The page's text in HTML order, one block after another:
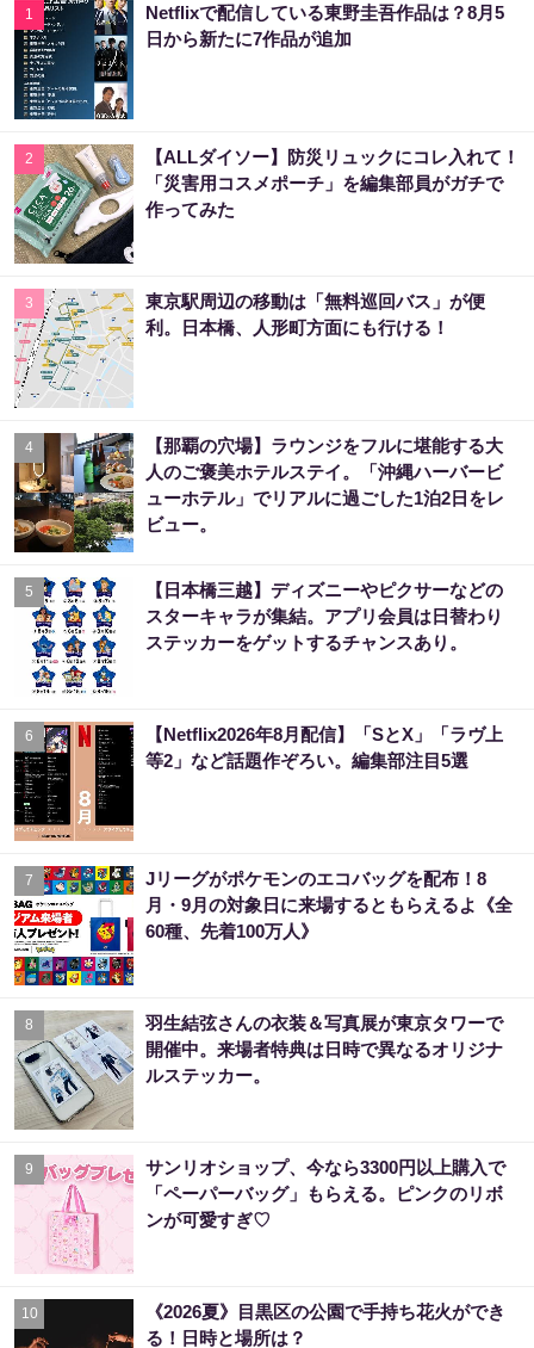
1
Netflixで配信している東野圭吾作品は？8月5
日から新たに7作品が追加
2
【ALLダイソー】防災リュックにコレ入れて！
「災害用コスメポーチ」を編集部員がガチで
作ってみた
3
東京駅周辺の移動は「無料巡回バス」が便
利。日本橋、人形町方面にも行ける！
4
【那覇の穴場】ラウンジをフルに堪能する大
人のご褒美ホテルステイ。「沖縄ハーバービ
ューホテル」でリアルに過ごした1泊2日をレ
ビュー。
5
【日本橋三越】ディズニーやピクサーなどの
スターキャラが集結。アプリ会員は日替わり
ステッカーをゲットするチャンスあり。
6
【Netflix2026年8月配信】「SとX」「ラヴ上
等2」など話題作ぞろい。編集部注目5選
7
Jリーグがポケモンのエコバッグを配布！8
月・9月の対象日に来場するともらえるよ《全
60種、先着100万人》
8
羽生結弦さんの衣装＆写真展が東京タワーで
開催中。来場者特典は日時で異なるオリジナ
ルステッカー。
9
サンリオショップ、今なら3300円以上購入で
「ペーパーバッグ」もらえる。ピンクのリボ
ンが可愛すぎ♡
10
《2026夏》目黒区の公園で手持ち花火ができ
る！日時と場所は？